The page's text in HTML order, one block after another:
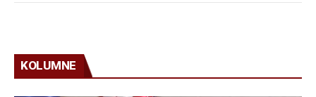
KOLUMNE